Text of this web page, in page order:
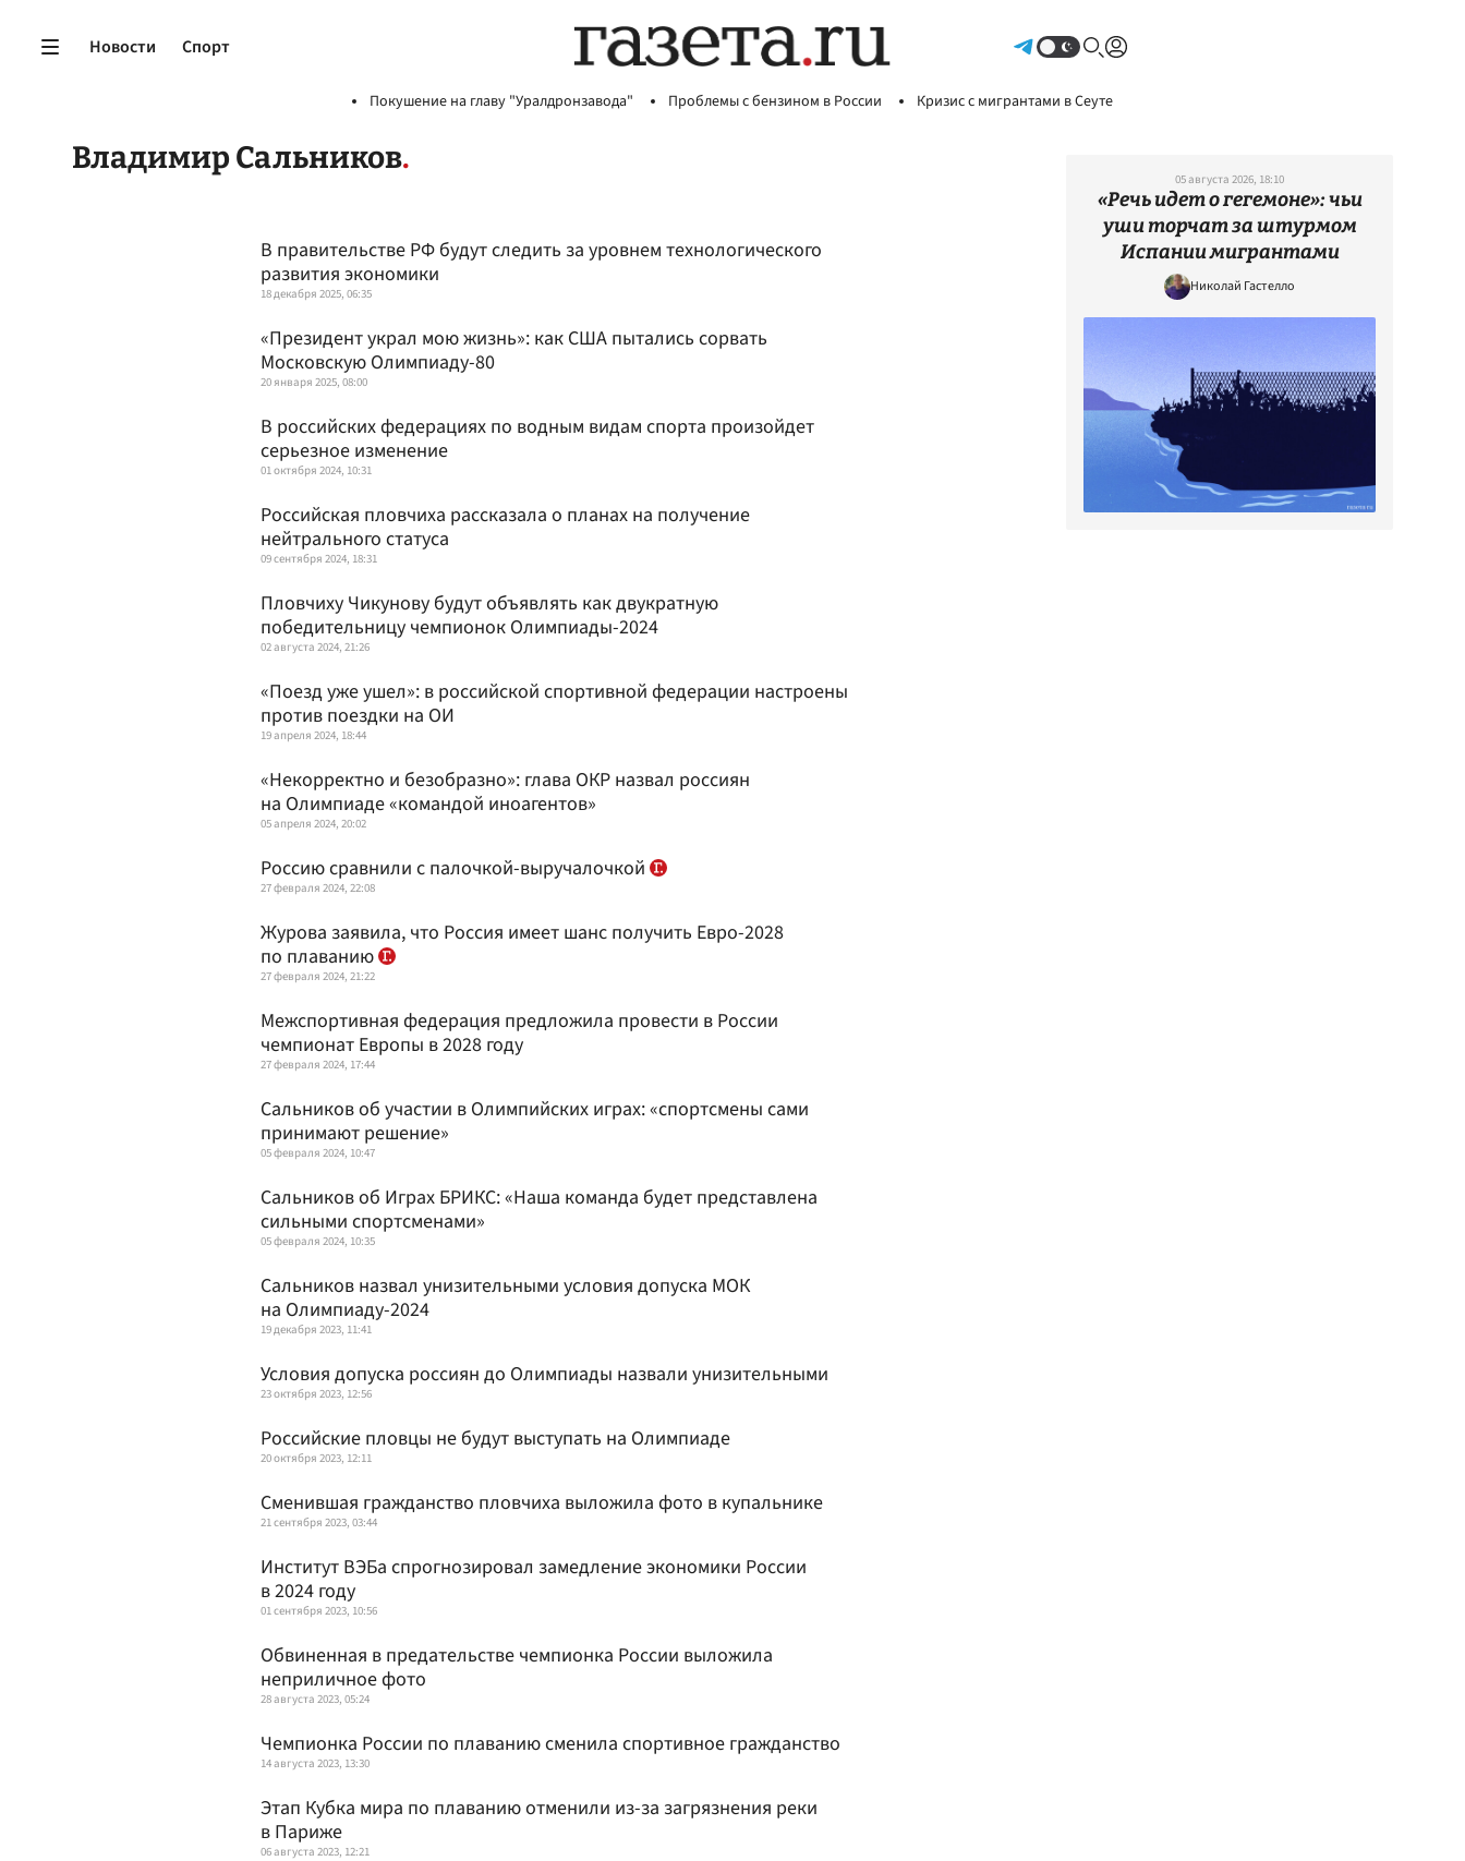
Новости Спорт
Покушение на главу "Уралдронзавода" Проблемы с бензином в России Кризис с мигрантами в Сеуте
Владимир Сальников
В правительстве РФ будут следить за уровнем технологического
развития экономики
18 декабря 2025, 06:35
«Президент украл мою жизнь»: как США пытались сорвать
Московскую Олимпиаду-80
20 января 2025, 08:00
В российских федерациях по водным видам спорта произойдет
серьезное изменение
01 октября 2024, 10:31
Российская пловчиха рассказала о планах на получение
нейтрального статуса
09 сентября 2024, 18:31
Пловчиху Чикунову будут объявлять как двукратную
победительницу чемпионок Олимпиады-2024
02 августа 2024, 21:26
«Поезд уже ушел»: в российской спортивной федерации настроены
против поездки на ОИ
19 апреля 2024, 18:44
«Некорректно и безобразно»: глава ОКР назвал россиян
на Олимпиаде «командой иноагентов»
05 апреля 2024, 20:02
Россию сравнили с палочкой-выручалочкой
27 февраля 2024, 22:08
Журова заявила, что Россия имеет шанс получить Евро-2028
по плаванию
27 февраля 2024, 21:22
Межспортивная федерация предложила провести в России
чемпионат Европы в 2028 году
27 февраля 2024, 17:44
Сальников об участии в Олимпийских играх: «спортсмены сами
принимают решение»
05 февраля 2024, 10:47
Сальников об Играх БРИКС: «Наша команда будет представлена
сильными спортсменами»
05 февраля 2024, 10:35
Сальников назвал унизительными условия допуска МОК
на Олимпиаду-2024
19 декабря 2023, 11:41
Условия допуска россиян до Олимпиады назвали унизительными
23 октября 2023, 12:56
Российские пловцы не будут выступать на Олимпиаде
20 октября 2023, 12:11
Сменившая гражданство пловчиха выложила фото в купальнике
21 сентября 2023, 03:44
Институт ВЭБа спрогнозировал замедление экономики России
в 2024 году
01 сентября 2023, 10:56
Обвиненная в предательстве чемпионка России выложила
неприличное фото
28 августа 2023, 05:24
Чемпионка России по плаванию сменила спортивное гражданство
14 августа 2023, 13:30
Этап Кубка мира по плаванию отменили из-за загрязнения реки
в Париже
06 августа 2023, 12:21
05 августа 2026, 18:10
«Речь идет о гегемоне»: чьи
уши торчат за штурмом
Испании мигрантами
Николай Гастелло